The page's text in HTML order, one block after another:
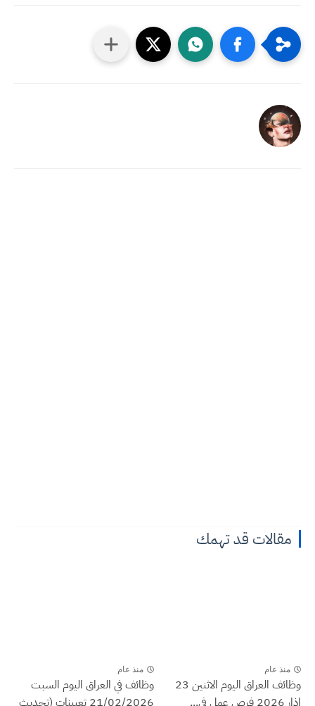
مقالات قد تهمك
منذ عام
وظائف العراق اليوم الاثنين 23
اذار 2026 فرص عمل في...
منذ عام
وظائف في العراق اليوم السبت
21/02/2026 تعيينات (تحديث